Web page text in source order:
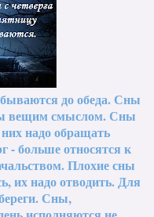
до обеда. Сны
вещим смыслом. Сны
них надо обращать
- больше относятся к
Плохие сны
их надо отводить. Для
Сны,